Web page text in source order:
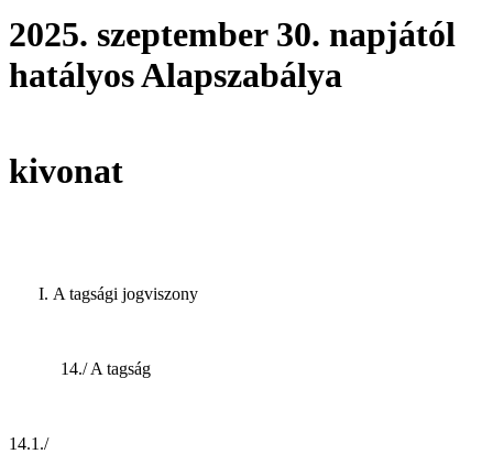
2025. szeptember 30. napjától
hatályos Alapszabálya
kivonat
A tagsági jogviszony
14./ A tagság
14.1./